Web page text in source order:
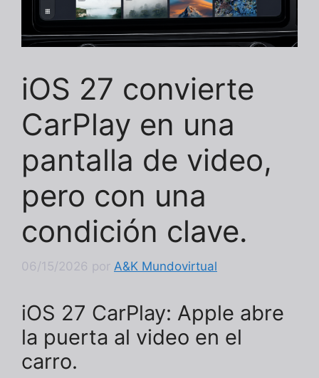
iOS 27 convierte
CarPlay en una
pantalla de video,
pero con una
condición clave.
06/15/2026 por A&K Mundovirtual
iOS 27 CarPlay: Apple abre
la puerta al video en el
carro.